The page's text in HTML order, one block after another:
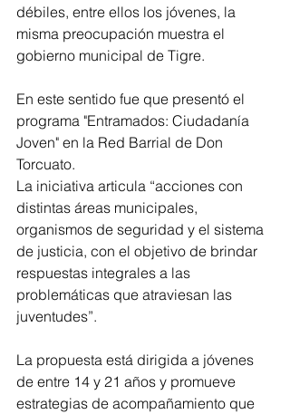
débiles, entre ellos los jóvenes, la
misma preocupación muestra el
gobierno municipal de Tigre.
En este sentido fue que presentó el
programa "Entramados: Ciudadanía
Joven" en la Red Barrial de Don
Torcuato.
La iniciativa articula “acciones con
distintas áreas municipales,
organismos de seguridad y el sistema
de justicia, con el objetivo de brindar
respuestas integrales a las
problemáticas que atraviesan las
juventudes”.
La propuesta está dirigida a jóvenes
de entre 14 y 21 años y promueve
estrategias de acompañamiento que